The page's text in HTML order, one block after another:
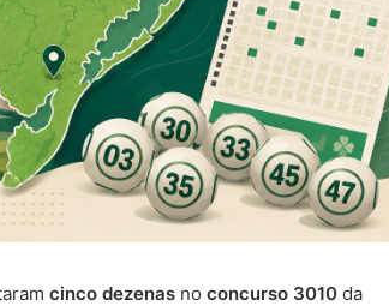
cinco dezenas noconcurso 3010 da